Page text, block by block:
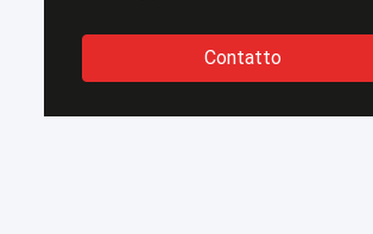
Contatto